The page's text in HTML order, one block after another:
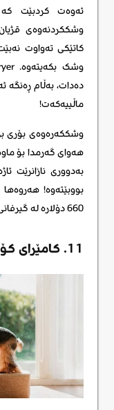
ئەوەت کردبێت
وشککردنەوەی
کاتێکی تەواوت
دەدات، بەڵام ڕەنگە
ماڵییەکەت!
وشککەرەوەی بۆری
بەدووری نازانرێت
بووبێتەوە!
660 دۆلارە لە گیرفانی خۆتەوە.
11. کامێرای کۆنترۆڵکردنی سەگ: